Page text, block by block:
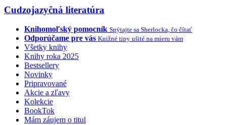
Cudzojazyčná literatúra
Knihomoľský pomocník Spýtajte sa Sherlocka, čo čítať
Odporúčame pre vás Knižné tipy ušité na mieru vám
Všetky knihy
Knihy roka 2025
Bestsellery
Novinky
Pripravované
Akcie a zľavy
Kolekcie
BookTok
Mám záujem o titul